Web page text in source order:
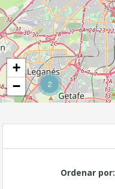
2
+
−
Ordenar por: